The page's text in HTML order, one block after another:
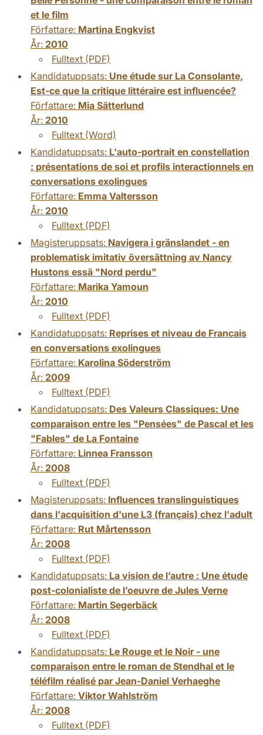
et le film
Författare: Martina Engkvist
År: 2010
Fulltext (PDF)
Kandidatuppsats: Une étude sur La Consolante,
Est-ce que la critique littéraire est influencée?
Författare: Mia Sätterlund
År: 2010
Fulltext (Word)
Kandidatuppsats: L'auto-portrait en constellation
: présentations de soi et profils interactionnels en
conversations exolingues
Författare: Emma Valtersson
År: 2010
Fulltext (PDF)
Magisteruppsats: Navigera i gränslandet - en
problematisk imitativ översättning av Nancy
Hustons essä "Nord perdu"
Författare: Marika Yamoun
År: 2010
Fulltext (PDF)
Kandidatuppsats: Reprises et niveau de Francais
en conversations exolingues
Författare: Karolina Söderström
År: 2009
Fulltext (PDF)
Kandidatuppsats: Des Valeurs Classiques: Une
comparaison entre les "Pensées" de Pascal et les
"Fables" de La Fontaine
Författare: Linnea Fransson
År: 2008
Fulltext (PDF)
Magisteruppsats: Influences translinguistiques
dans l'acquisition d'une L3 (français) chez l'adult
Författare: Rut Mårtensson
År: 2008
Fulltext (PDF)
Kandidatuppsats: La vision de l’autre : Une étude
post-colonialiste de l’oeuvre de Jules Verne
Författare: Martin Segerbäck
År: 2008
Fulltext (PDF)
Kandidatuppsats: Le Rouge et le Noir - une
comparaison entre le roman de Stendhal et le
téléfilm réalisé par Jean-Daniel Verhaeghe
Författare: Viktor Wahlström
År: 2008
Fulltext (PDF)